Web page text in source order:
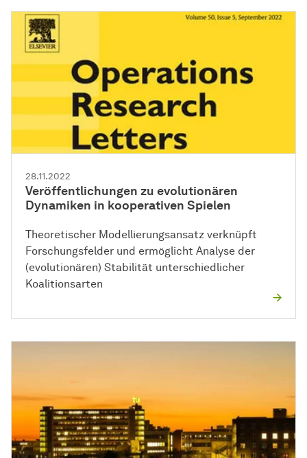
28.11.2022
Veröffentlichungen zu evolutionären
Dynamiken in kooperativen Spielen
Theoretischer Modellierungsansatz verknüpft
Forschungsfelder und ermöglicht Analyse der
(evolutionären) Stabilität unterschiedlicher
Koalitionsarten